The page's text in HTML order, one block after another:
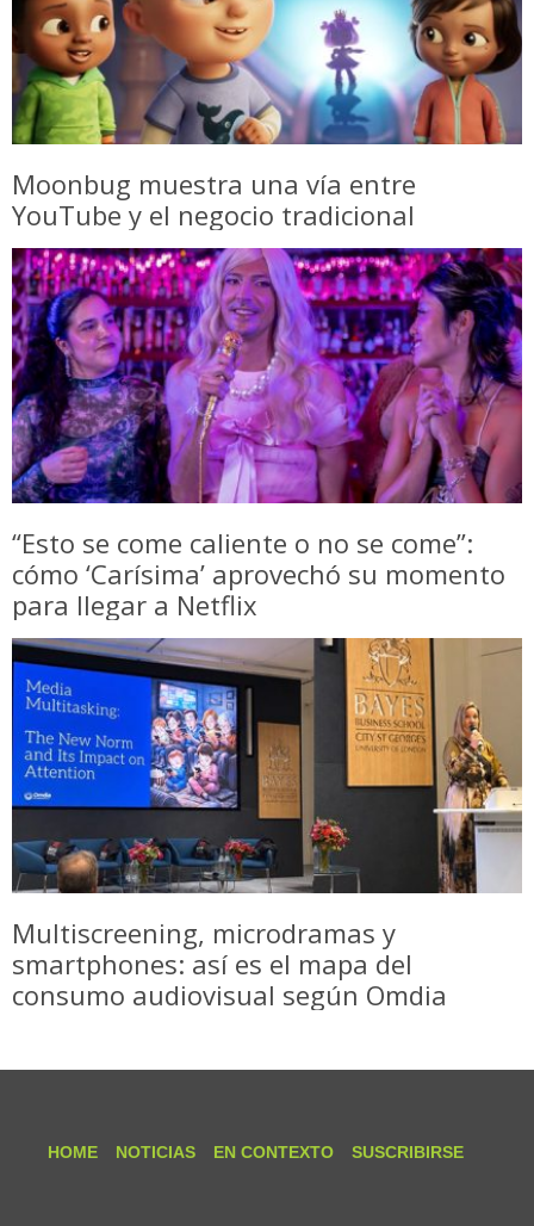
Moonbug muestra una vía entre
YouTube y el negocio tradicional
“Esto se come caliente o no se come”:
cómo ‘Carísima’ aprovechó su momento
para llegar a Netflix
Multiscreening, microdramas y
smartphones: así es el mapa del
consumo audiovisual según Omdia
HOME NOTICIAS EN CONTEXTO SUSCRIBIRSE